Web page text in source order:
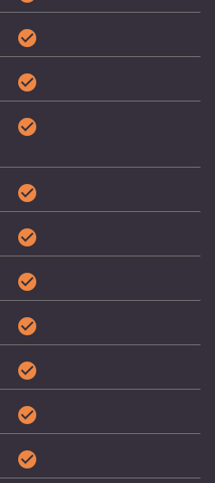
check_circle
check_circle
check_circle
check_circle
check_circle
check_circle
check_circle
check_circle
check_circle
check_circle